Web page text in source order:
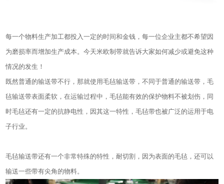
每一个物料生产加工都投入一定的时间和金钱，每一位企业主都不希望因
为磨损率而增加生产成本。今天米欧制带就告诉大家如何减少或避免这种
情况的发生！
既然普通的输送带不行，那就使用毛毡输送带，不同于普通的输送带，毛
毡输送带表面柔软，在运输过程中，毛毡能有效的保护物料不被划伤，同
时毛毡还有一定的抗静电性，因其这一特性，毛毡带也被广泛的运用于电
子行业。
毛毡输送带还有一个非常特殊的特性，耐切割，因为表面的毛毡，还可以
输送一些带有尖角的物料。